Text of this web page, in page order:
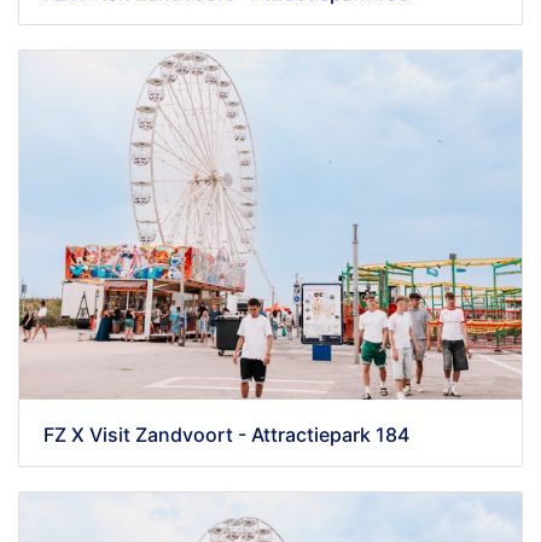
FZ X Visit Zandvoort - Attractiepark 184